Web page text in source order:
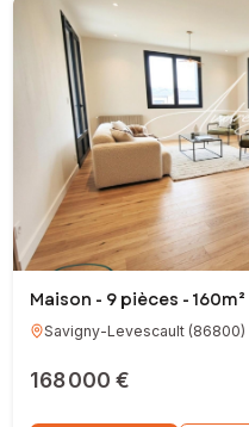
Maison - 9 pièces - 160m²
Savigny-Levescault(86800)
168 000 €